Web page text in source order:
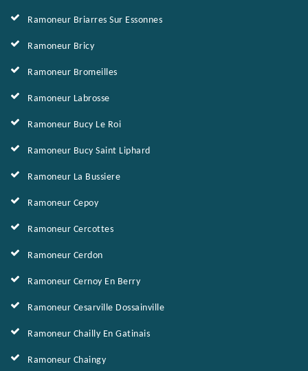
Ramoneur Briarres Sur Essonnes
Ramoneur Bricy
Ramoneur Bromeilles
Ramoneur Labrosse
Ramoneur Bucy Le Roi
Ramoneur Bucy Saint Liphard
Ramoneur La Bussiere
Ramoneur Cepoy
Ramoneur Cercottes
Ramoneur Cerdon
Ramoneur Cernoy En Berry
Ramoneur Cesarville Dossainville
Ramoneur Chailly En Gatinais
Ramoneur Chaingy